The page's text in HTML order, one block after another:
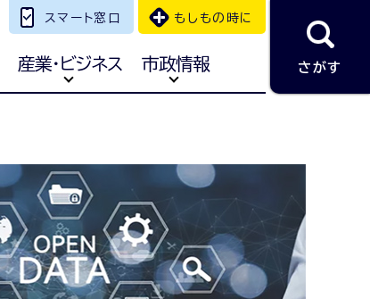
スマート窓口 もしもの時に
産業・ビジネス 市政情報 さがす